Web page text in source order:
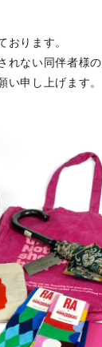
おります。
れない同伴者様
い申し上げます。